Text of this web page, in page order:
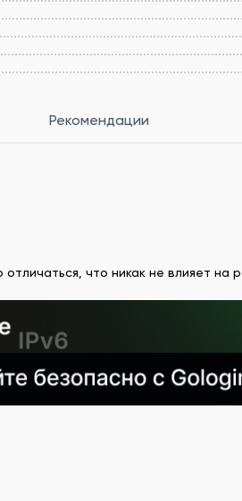
Рекомендации
что никак не влияет на